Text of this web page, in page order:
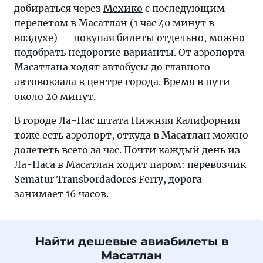
добираться через Мехико с последующим
перелетом в Масатлан (1 час 40 минут в
воздухе) — покупая билеты отдельно, можно
подобрать недорогие варианты. От аэропорта
Масатлана ходят автобусы до главного
автовокзала в центре города. Время в пути —
около 20 минут.
В городе Ла-Пас штата Нижняя Калифорния
тоже есть аэропорт, откуда в Масатлан можно
долететь всего за час. Почти каждый день из
Ла-Паса в Масатлан ходит паром: перевозчик
Sematur Transbordadores Ferry, дорога
занимает 16 часов.
Найти дешевые авиабилеты в
Масатлан